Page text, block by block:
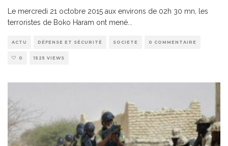
Le mercredi 21 octobre 2015 aux environs de 02h 30 mn, les
terroristes de Boko Haram ont mené
ACTU DÉFENSE ET SÉCURITÉ SOCIETE 0 COMMENTAIRE
0 1525 VIEWS